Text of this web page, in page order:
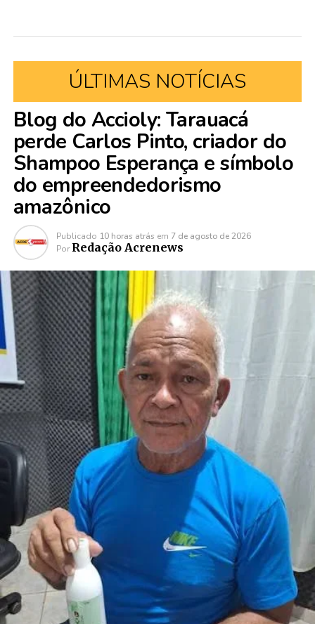
ÚLTIMAS NOTÍCIAS
Blog do Accioly: Tarauacá
perde Carlos Pinto, criador do
Shampoo Esperança e símbolo
do empreendedorismo
amazônico
Publicado 10 horas atrás em 7 de agosto de 2026
Por Redação Acrenews